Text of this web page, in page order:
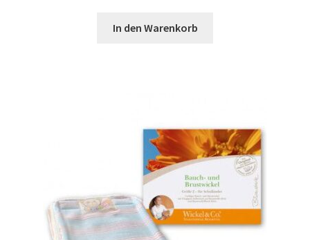
In den Warenkorb